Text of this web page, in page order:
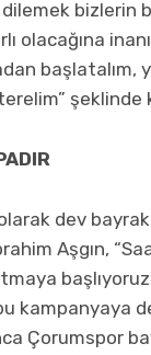
bizlerin
başlatalım,
şeklinde
dev
Aşgın,
kampanyaya
Çorumspor